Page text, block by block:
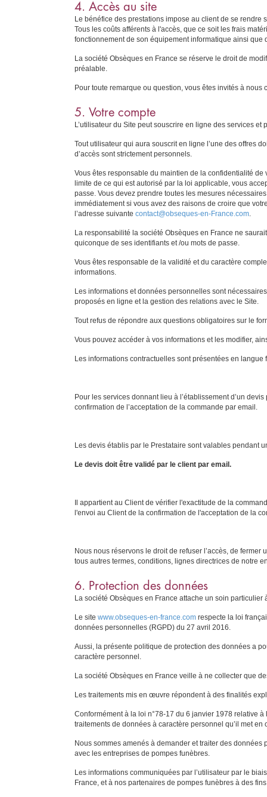
4. Accès au site
Le bénéfice des prestations impose au client de se rendre
Tous les coûts afférents à l'accès, que ce soit les frais
fonctionnement de son équipement informatique ainsi que
La société Obsèques en France se réserve le droit de
préalable.
Pour toute remarque ou question, vous êtes invités à nous
5. Votre compte
L’utilisateur du Site peut souscrire en ligne des services
Tout utilisateur qui aura souscrit en ligne l’une des offres
d’accès sont strictement personnels.
Vous êtes responsable du maintien de la confidentialité de
limite de ce qui est autorisé par la loi applicable, vous
passe. Vous devez prendre toutes les mesures
immédiatement si vous avez des raisons de croire que
l’adresse suivante contact@obseques-en-France.com.
La responsabilité la société Obsèques en France ne
quiconque de ses identifiants et /ou mots de passe.
Vous êtes responsable de la validité et du caractère
informations.
Les informations et données personnelles sont
proposés en ligne et la gestion des relations avec le Site.
Tout refus de répondre aux questions obligatoires sur le
Vous pouvez accéder à vos informations et les modifier,
Les informations contractuelles sont présentées en
Pour les services donnant lieu à l’établissement d’un
confirmation de l’acceptation de la commande par email.
Les devis établis par le Prestataire sont valables pendant
Le devis doit être validé par le client par email.
Il appartient au Client de vérifier l'exactitude de la
l'envoi au Client de la confirmation de l'acceptation de la
Nous nous réservons le droit de refuser l’accès, de
tous autres termes, conditions, lignes directrices de notre
6. Protection des données
La société Obsèques en France attache un soin
Le site www.obseques-en-france.com respecte la loi
données personnelles (RGPD) du 27 avril 2016.
Aussi, la présente politique de protection des données a
caractère personnel.
La société Obsèques en France veille à ne collecter que
Les traitements mis en œuvre répondent à des finalités
Conformément à la loi n°78-17 du 6 janvier 1978 relative
traitements de données à caractère personnel qu’il met en
Nous sommes amenés à demander et traiter des
avec les entreprises de pompes funèbres.
Les informations communiquées par l’utilisateur par le
France, et à nos partenaires de pompes funèbres à des